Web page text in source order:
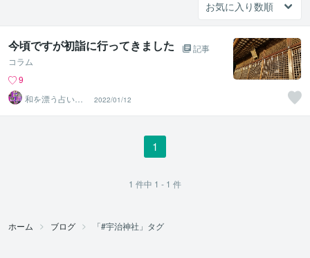
今頃ですが初詣に行ってきました
記事
コラム
9
和を漂う占い
師・澪（みお）
2022/01/12
1
1 件中 1 - 1 件
ホーム ブログ 「#宇治神社」タグ